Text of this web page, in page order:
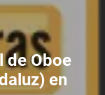
de Oboe
en